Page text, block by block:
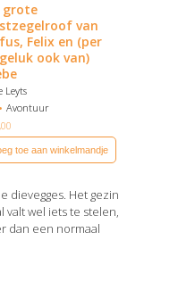
grote
van
Felix en (per
ook van)
Leyts
Avontuur
toe aan winkelmandje
dievegges. Het gezin
valt wel iets te stelen,
dan een normaal